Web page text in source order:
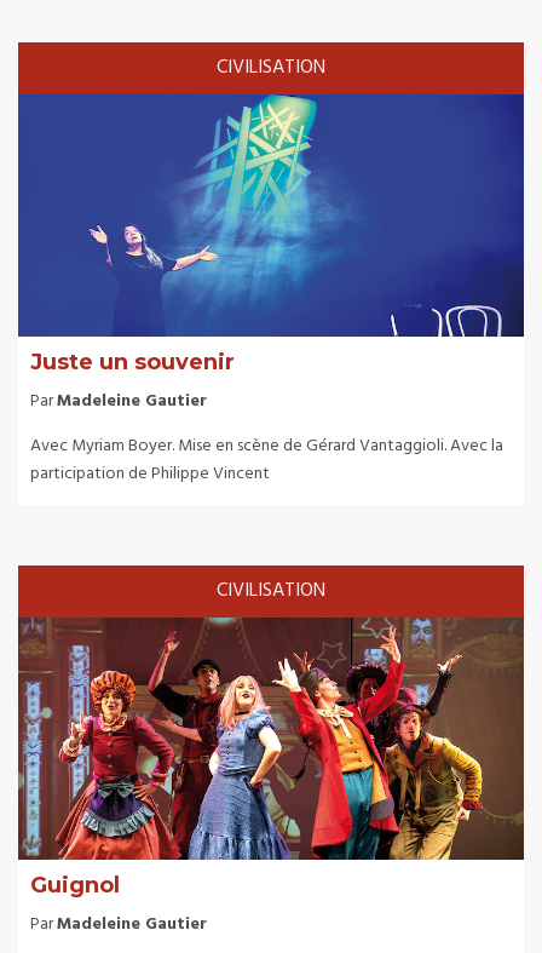
CIVILISATION
Juste un souvenir
ParMadeleine Gautier
Avec Myriam Boyer. Mise en scène de Gérard Vantaggioli. Avec la
participation de Philippe Vincent
CIVILISATION
Guignol
ParMadeleine Gautier